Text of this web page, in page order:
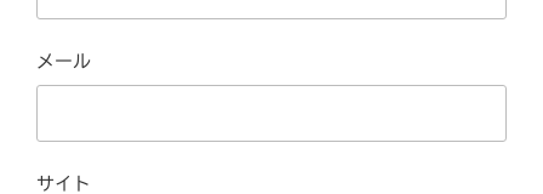
メール
サイト